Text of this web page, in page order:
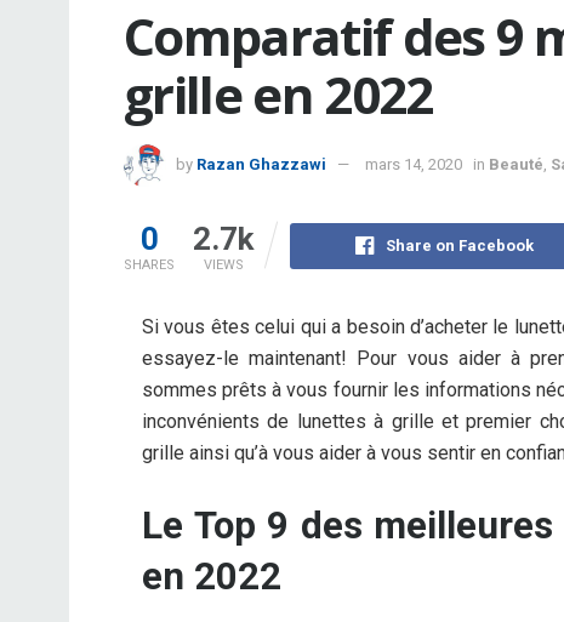
Comparatif des 9
grille en 2022
by Razan Ghazzawi mars 14, 2020 in Beauté
0
SHARES
2.7k
VIEWS
Share on Facebook
Si vous êtes celui qui a besoin d’acheter le
essayez-le maintenant! Pour vous aider à
sommes prêts à vous fournir les informations
inconvénients de lunettes à grille et premier
grille ainsi qu’à vous aider à vous sentir en
Le Top 9 des
en 2022